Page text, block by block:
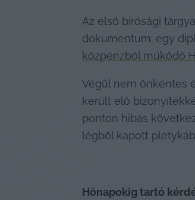
Az első bírósági
dokumentum: egy
közpénzből működő
Végül nem önkéntes
került elő
ponton hibás
légből kapott
Hónapokig tartó